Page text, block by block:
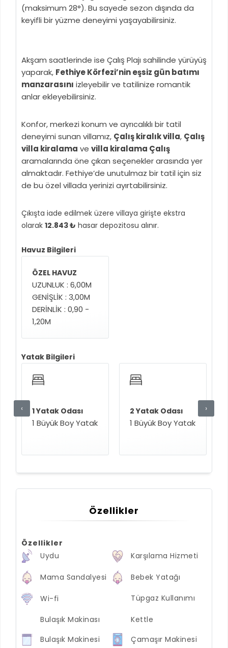
(maksimum 28°). Bu sayede sezon dışında da
keyifli bir yüzme deneyimi yaşayabilirsiniz.
Akşam saatlerinde ise Çalış Plajı sahilinde yürüyüş
yaparak, Fethiye Körfezi’nin eşsiz gün batımı
manzarasını izleyebilir ve tatilinize romantik
anlar ekleyebilirsiniz.
Konfor, merkezi konum ve ayrıcalıklı bir tatil
deneyimi sunan villamız, Çalış kiralık villa, Çalış
villa kiralama ve villa kiralama Çalış
aramalarında öne çıkan seçenekler arasında yer
almaktadır. Fethiye’de unutulmaz bir tatil için siz
de bu özel villada yerinizi ayırtabilirsiniz.
Çıkışta iade edilmek üzere villaya girişte ekstra
olarak 12.843 ₺ hasar depozitosu alınır.
Havuz Bilgileri
ÖZEL HAVUZ
UZUNLUK : 6,00M
GENİŞLİK : 3,00M
DERİNLİK : 0,90 -
1,20M
Yatak Bilgileri
1 Yatak Odası
1 Büyük Boy Yatak
2 Yatak Odası
1 Büyük Boy Yatak
‹ ›
Özellikler
Özellikler
Uydu
Karşılama Hizmeti
Mama Sandalyesi Bebek Yatağı
Wi-fi Tüpgaz Kullanımı
Bulaşık Makinası
Kettle
Bulaşık Makinesi
Çamaşır Makinesi